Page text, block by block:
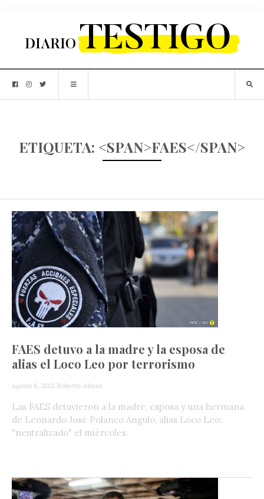
ETIQUETA: <SPAN>FAES</SPAN>
FAES detuvo a la madre y la esposa de
alias el Loco Leo por terrorismo
agosto 6, 2021 Roberto Altuve
Las FAES detuvieron a la madre, esposa y una hermana
de Leonardo José Polanco Angulo, alias Loco Leo;
"neutralizado" el miércoles.